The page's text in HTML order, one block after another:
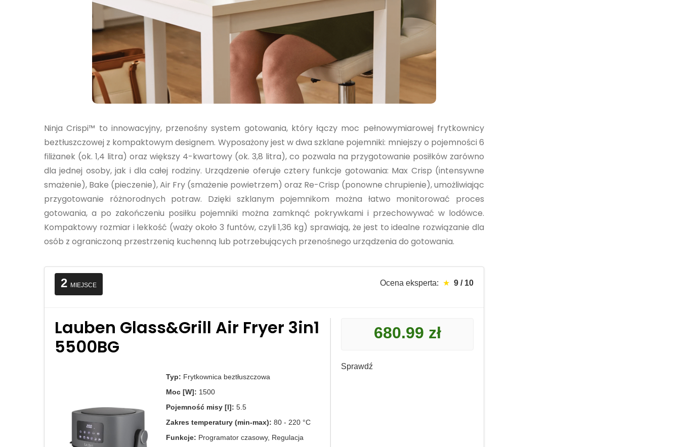
Ninja Crispi™ to innowacyjny, przenośny system gotowania, który łączy moc pełnowymiarowej frytkownicy
beztłuszczowej z kompaktowym designem. Wyposażony jest w dwa szklane pojemniki: mniejszy o pojemności 6
filiżanek (ok. 1,4 litra) oraz większy 4-kwartowy (ok. 3,8 litra), co pozwala na przygotowanie posiłków zarówno
dla jednej osoby, jak i dla całej rodziny. Urządzenie oferuje cztery funkcje gotowania: Max Crisp (intensywne
smażenie), Bake (pieczenie), Air Fry (smażenie powietrzem) oraz Re-Crisp (ponowne chrupienie), umożliwiając
przygotowanie różnorodnych potraw. Dzięki szklanym pojemnikom można łatwo monitorować proces
gotowania, a po zakończeniu posiłku pojemniki można zamknąć pokrywkami i przechowywać w lodówce.
Kompaktowy rozmiar i lekkość (waży około 3 funtów, czyli 1,36 kg) sprawiają, że jest to idealne rozwiązanie dla
osób z ograniczoną przestrzenią kuchenną lub potrzebujących przenośnego urządzenia do gotowania.
2 MIEJSCE Ocena eksperta: ★ 9 / 10
Lauben Glass&Grill Air Fryer 3in1
5500BG
Typ: Frytkownica beztłuszczowa
Moc [W]: 1500
Pojemność misy [l]: 5.5
Zakres temperatury (min-max): 80 - 220 °C
Funkcje: Programator czasowy, Regulacja
680.99 zł
Sprawdź